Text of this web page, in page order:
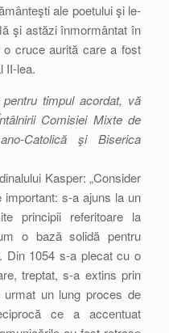
ale poetului şi le-
şi astăzi înmormântat în
cruce aurită care a fost
II-lea.
timpul acordat, vă
Comisiei Mixte de
Catolică şi Biserica
Kasper: „Consider
s-a ajuns la un
principii referitoare la
o bază solidă pentru
Din 1054 s-a plecat cu o
treptat, s-a extins prin
un lung proces de
ce a accentuat